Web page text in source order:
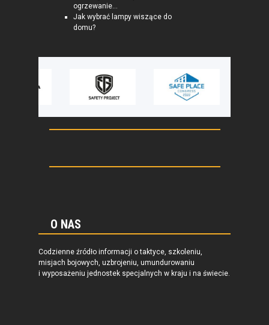
ogrzewanie...
Jak wybrać lampy wiszące do
domu?
O NAS
Codzienne źródło informacji o taktyce, szkoleniu,
misjach bojowych, uzbrojeniu, umundurowaniu
i wyposażeniu jednostek specjalnych w kraju i na świecie.